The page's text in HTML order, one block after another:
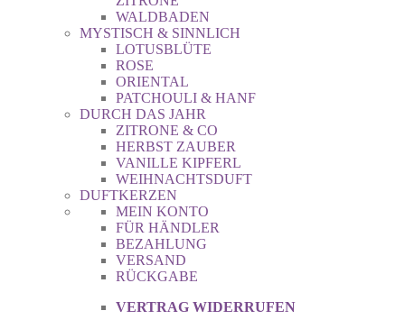
WALDBADEN
MYSTISCH & SINNLICH
LOTUSBLÜTE
ROSE
ORIENTAL
PATCHOULI & HANF
DURCH DAS JAHR
ZITRONE & CO
HERBST ZAUBER
VANILLE KIPFERL
WEIHNACHTSDUFT
DUFTKERZEN
MEIN KONTO
FÜR HÄNDLER
BEZAHLUNG
VERSAND
RÜCKGABE
VERTRAG WIDERRUFEN